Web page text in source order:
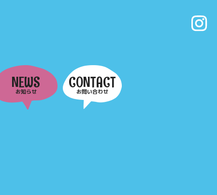
NEWS
お知らせ
CONTACT
お問い合わせ